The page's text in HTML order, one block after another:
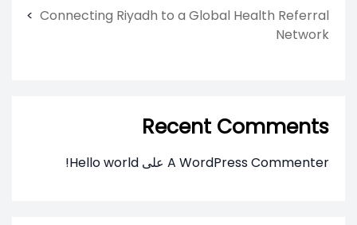
Connecting Riyadh to a Global Health Referral
Network
Recent Comments
A WordPress Commenter على Hello world!